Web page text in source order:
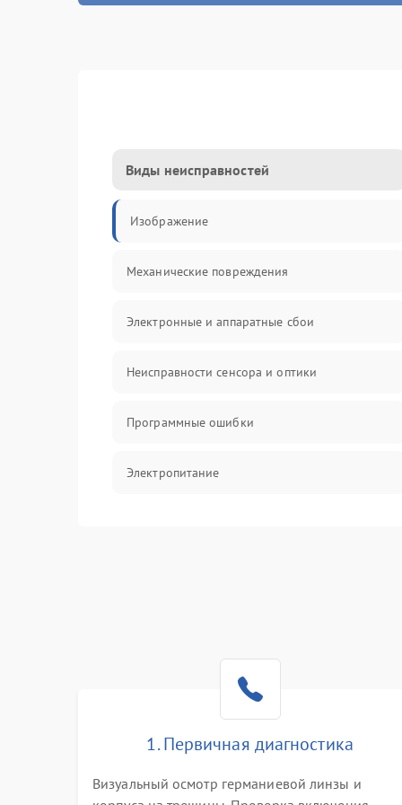
Виды неисправностей
Изображение
Механические повреждения
Электронные и аппаратные сбои
Неисправности сенсора и оптики
Программные ошибки
Электропитание
Температурные проблемы
Сбои коммуникаций и интерфейсов
1. Первичная диагностика
Визуальный осмотр германиевой линзы и